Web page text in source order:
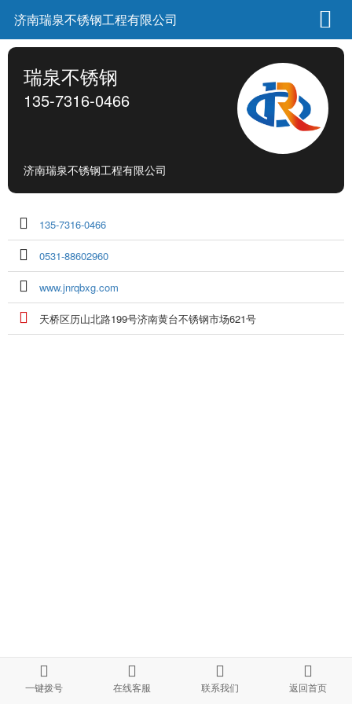
济南瑞泉不锈钢工程有限公司
瑞泉不锈钢
135-7316-0466
济南瑞泉不锈钢工程有限公司
135-7316-0466
0531-88602960
www.jnrqbxg.com
天桥区历山北路199号济南黄台不锈钢市场621号
一键拨号 在线客服 联系我们 返回首页